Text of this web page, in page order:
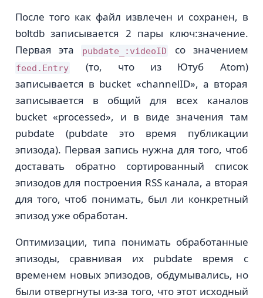
После того как файл извлечен и сохранен, в
boltdb записывается 2 пары ключ:значение.
Первая эта
pubdate_:videoID со значением
feed.Entry
(то, что из Ютуб Atom)
записывается в bucket «channelID», а вторая
записывается в общий для всех каналов
bucket «processed», и в виде значения там
pubdate (pubdate это время публикации
эпизода). Первая запись нужна для того, чтоб
доставать обратно сортированный список
эпизодов для построения RSS канала, а вторая
для того, чтоб понимать, был ли конкретный
эпизод уже обработан.
Оптимизации, типа понимать обработанные
эпизоды, сравнивая их pubdate время с
временем новых эпизодов, обдумывались, но
были отвергнуты из-за того, что этот исходный